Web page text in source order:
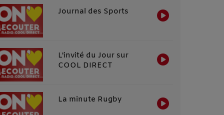
Journal des Sports
L'invité du Jour sur
COOL DIRECT
La minute Rugby